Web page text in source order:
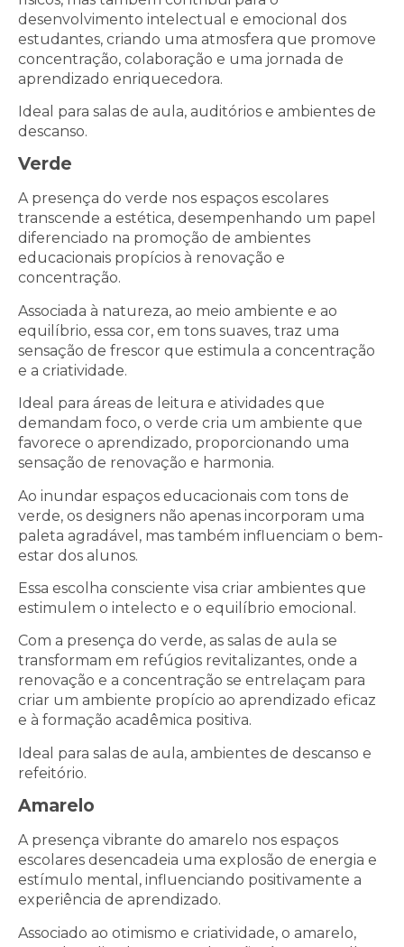
desenvolvimento intelectual e emocional dos
estudantes, criando uma atmosfera que promove
concentração, colaboração e uma jornada de
aprendizado enriquecedora.
Ideal para salas de aula, auditórios e ambientes de
descanso.
Verde
A presença do verde nos espaços escolares
transcende a estética, desempenhando um papel
diferenciado na promoção de ambientes
educacionais propícios à renovação e
concentração.
Associada à natureza, ao meio ambiente e ao
equilíbrio, essa cor, em tons suaves, traz uma
sensação de frescor que estimula a concentração
e a criatividade.
Ideal para áreas de leitura e atividades que
demandam foco, o verde cria um ambiente que
favorece o aprendizado, proporcionando uma
sensação de renovação e harmonia.
Ao inundar espaços educacionais com tons de
verde, os designers não apenas incorporam uma
paleta agradável, mas também influenciam o bem-
estar dos alunos.
Essa escolha consciente visa criar ambientes que
estimulem o intelecto e o equilíbrio emocional.
Com a presença do verde, as salas de aula se
transformam em refúgios revitalizantes, onde a
renovação e a concentração se entrelaçam para
criar um ambiente propício ao aprendizado eficaz
e à formação acadêmica positiva.
Ideal para salas de aula, ambientes de descanso e
refeitório.
Amarelo
A presença vibrante do amarelo nos espaços
escolares desencadeia uma explosão de energia e
estímulo mental, influenciando positivamente a
experiência de aprendizado.
Associado ao otimismo e criatividade, o amarelo,